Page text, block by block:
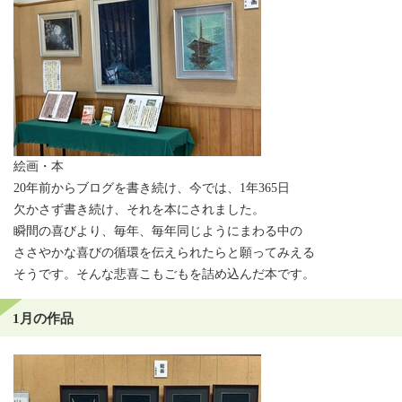
絵画・本
20年前からブログを書き続け、今では、1年365日
欠かさず書き続け、それを本にされました。
瞬間の喜びより、毎年、毎年同じようにまわる中の
ささやかな喜びの循環を伝えられたらと願ってみえる
そうです。そんな悲喜こもごもを詰め込んだ本です。
1月の作品